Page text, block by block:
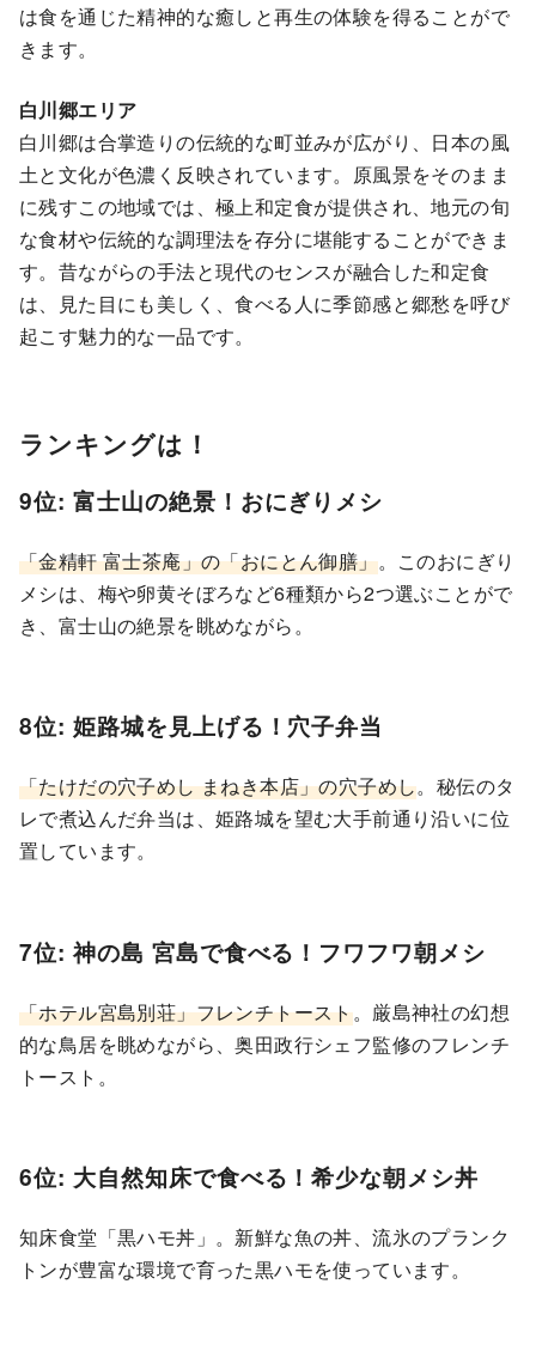
は食を通じた精神的な癒しと再生の体験を得ることがで
きます。
白川郷エリア
白川郷は合掌造りの伝統的な町並みが広がり、日本の風
土と文化が色濃く反映されています。原風景をそのまま
に残すこの地域では、極上和定食が提供され、地元の旬
な食材や伝統的な調理法を存分に堪能することができま
す。昔ながらの手法と現代のセンスが融合した和定食
は、見た目にも美しく、食べる人に季節感と郷愁を呼び
起こす魅力的な一品です。
ランキングは！
9位: 富士山の絶景！おにぎりメシ
「金精軒 富士茶庵」の「おにとん御膳」。このおにぎり
メシは、梅や卵黄そぼろなど6種類から2つ選ぶことがで
き、富士山の絶景を眺めながら。
8位: 姫路城を見上げる！穴子弁当
「たけだの穴子めし まねき本店」の穴子めし。秘伝のタ
レで煮込んだ弁当は、姫路城を望む大手前通り沿いに位
置しています。
7位: 神の島 宮島で食べる！フワフワ朝メシ
「ホテル宮島別荘」フレンチトースト。厳島神社の幻想
的な鳥居を眺めながら、奥田政行シェフ監修のフレンチ
トースト。
6位: 大自然知床で食べる！希少な朝メシ丼
知床食堂「黒ハモ丼」。新鮮な魚の丼、流氷のプランク
トンが豊富な環境で育った黒ハモを使っています。